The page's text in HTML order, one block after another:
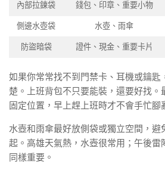
內部拉鍊袋 錢包、印章、重要小物
側邊水壺袋 水壺、雨傘
防盜暗袋 證件、現金、重要卡片
如果你常常找不到門禁卡、耳機或鑰匙
楚。上班背包不只要能裝，還要好找。
固定位置，早上趕上班時才不會手忙腳
水壺和雨傘最好放側袋或獨立空間，避
起。高雄天氣熱，水壺很常用；午後雷
同樣重要。